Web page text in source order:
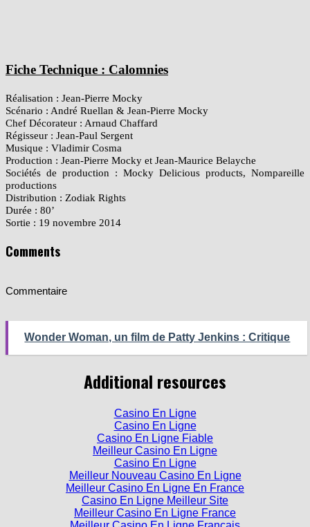
Fiche Technique : Calomnies
Réalisation : Jean-Pierre Mocky
Scénario : André Ruellan & Jean-Pierre Mocky
Chef Décorateur : Arnaud Chaffard
Régisseur : Jean-Paul Sergent
Musique : Vladimir Cosma
Production : Jean-Pierre Mocky et Jean-Maurice Belayche
Sociétés de production : Mocky Delicious products, Nompareille
productions
Distribution : Zodiak Rights
Durée : 80’
Sortie : 19 novembre 2014
Comments
Commentaire
Wonder Woman, un film de Patty Jenkins : Critique
Additional resources
Casino En Ligne
Casino En Ligne
Casino En Ligne Fiable
Meilleur Casino En Ligne
Casino En Ligne
Meilleur Nouveau Casino En Ligne
Meilleur Casino En Ligne En France
Casino En Ligne Meilleur Site
Meilleur Casino En Ligne France